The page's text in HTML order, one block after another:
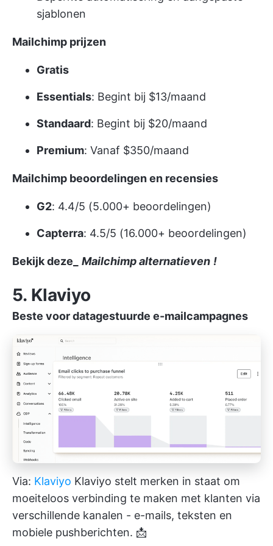
sjablonen
Mailchimp prijzen
Gratis
Essentials: Begint bij $13/maand
Standaard: Begint bij $20/maand
Premium: Vanaf $350/maand
Mailchimp beoordelingen en recensies
G2: 4.4/5 (5.000+ beoordelingen)
Capterra: 4.5/5 (16.000+ beoordelingen)
Bekijk deze_ Mailchimp alternatieven !
5. Klaviyo
Beste voor datagestuurde e-mailcampagnes
Via: Klaviyo Klaviyo stelt merken in staat om
moeiteloos verbinding te maken met klanten via
verschillende kanalen - e-mails, teksten en
mobiele pushberichten. 📩